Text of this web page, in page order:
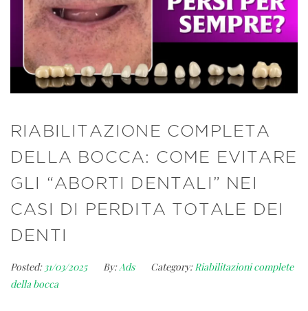
RIABILITAZIONE COMPLETA
DELLA BOCCA: COME EVITARE
GLI “ABORTI DENTALI” NEI
CASI DI PERDITA TOTALE DEI
DENTI
Posted: 31/03/2025 By:Ads Category:Riabilitazioni complete
della bocca